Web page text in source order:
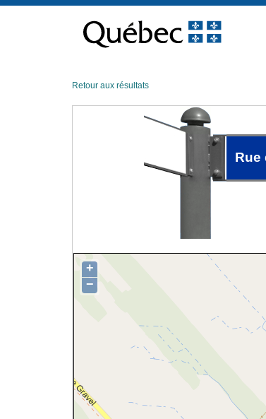
contenu
Retour aux résultats
Rue
+
−